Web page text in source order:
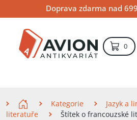
na
obsah
na
navigaci
na
vyhledávání
Doprava zdarma nad
0
Kategorie Jazyk a
literatuře
Štítek o francouzské